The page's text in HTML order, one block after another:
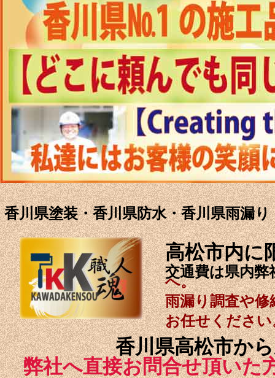
香川県塗装・香川県防水・香川県雨漏
高松市内に
交通費は県内
へ。
雨漏り調査や修
お任せくださ
香川県高松市か
弊社へ直接お問合せ頂いた